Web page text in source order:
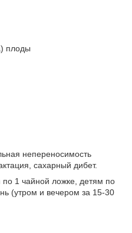
плоды
непереносимость
сахарный дибет.
1 чайной ложке, детям по
(утром и вечером за 15-30